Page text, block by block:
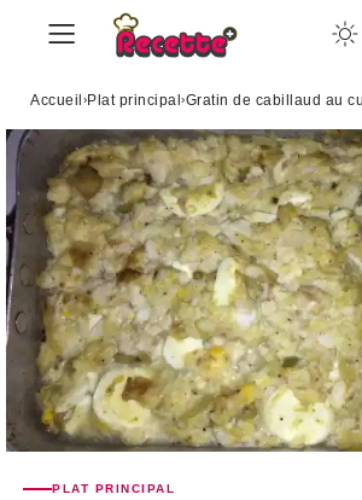
Accueil ›Plat principal ›Gratin de cabillaud au
PLAT PRINCIPAL